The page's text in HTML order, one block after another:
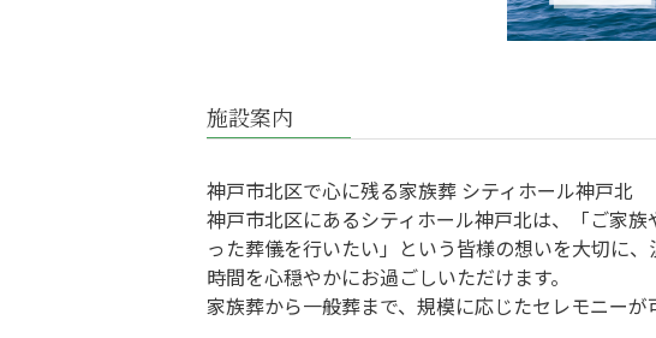
施設案内
神戸市北区で心に残る家族葬 シティホール神戸北
神戸市北区にあるシティホール神戸北は、「ご家
った葬儀を行いたい」という皆様の想いを大切に
時間を心穏やかにお過ごしいただけます。
家族葬から一般葬まで、規模に応じたセレモニーが